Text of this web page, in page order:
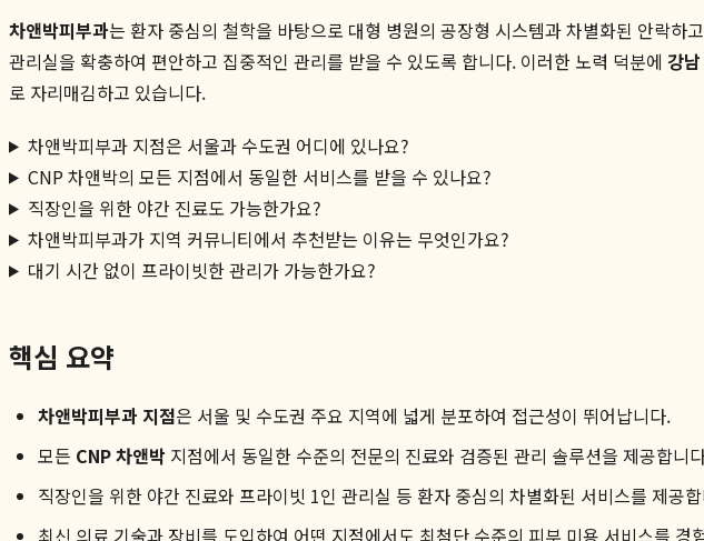
차앤박피부과는 환자 중심의 철학을 바탕으로 대형 병원의 공장형 시스템과 차별화된 안락
관리실을 확충하여 편안하고 집중적인 관리를 받을 수 있도록 합니다. 이러한 노력 덕분에 강
로 자리매김하고 있습니다.
차앤박피부과 지점은 서울과 수도권 어디에 있나요?
CNP 차앤박의 모든 지점에서 동일한 서비스를 받을 수 있나요?
직장인을 위한 야간 진료도 가능한가요?
차앤박피부과가 지역 커뮤니티에서 추천받는 이유는 무엇인가요?
대기 시간 없이 프라이빗한 관리가 가능한가요?
핵심 요약
차앤박피부과 지점은 서울 및 수도권 주요 지역에 넓게 분포하여 접근성이 뛰어납니다.
모든 CNP 차앤박 지점에서 동일한 수준의 전문의 진료와 검증된 관리 솔루션을 제공합니
직장인을 위한 야간 진료와 프라이빗 1인 관리실 등 환자 중심의 차별화된 서비스를 제공
최신 의료 기술과 장비를 도입하여 어떤 지점에서도 최첨단 수준의 피부 미용 서비스를 경